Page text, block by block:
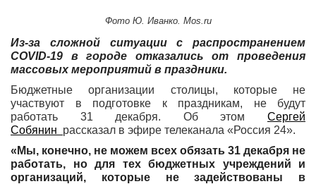
Фото Ю. Иванко. Mos.ru
Из-за сложной ситуации с распространением
COVID-19 в городе отказались от проведения
массовых мероприятий в праздники.
Бюджетные организации столицы, которые не
участвуют в подготовке к праздникам, не будут
работать 31 декабря. Об этом Сергей
Собянин рассказал в эфире телеканала «Россия 24».
«Мы, конечно, не можем всех обязать 31 декабря не
работать, но для тех бюджетных учреждений и
организаций, которые не задействованы в